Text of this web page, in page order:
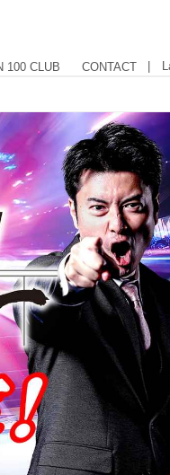
100 CLUB CONTACT |